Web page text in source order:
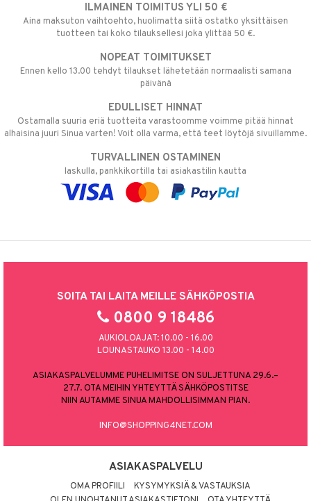
ILMAINEN TOIMITUS YLI 50 €
Aina maksuton vaihtoehto, huolimatta siitä ostatko yksittäisen
tuotteen tai koko tilauksellesi joka ylittää 50 €.
NOPEAT TOIMITUKSET
Ennen kello 13.00 tehdyt tilaukset lähetetään normaalisti samana
päivänä
EDULLISET HINNAT
Ostamalla suuria eriä tuotteita varastoomme voimme pitää hinnat
alhaisina juuri Sinua varten! Voit olla varma, että teet löytöjä sivuillamme.
TURVALLINEN OSTAMINEN
laskulla, pankkikortilla tai asiakastilin kautta
SOITA TAI LAITA MEILLE SÄHKÖPOSTIA
0800 9 18486
AUKIOLOAJAT: 10.00 - 16.00
LOUNASTAUKO 13.00 - 14.00
ASIAKASPALVELUMME PUHELIMITSE ON SULJETTUNA 29.6.–
27.7. OTA MEIHIN YHTEYTTÄ SÄHKÖPOSTITSE
NIIN AUTAMME SINUA MAHDOLLISIMMAN PIAN.
INFO@SHOPPING4NET.COM
ASIAKASPALVELU
OMA PROFIILI
KYSYMYKSIÄ & VASTAUKSIA